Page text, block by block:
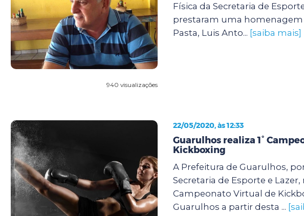
940 visualizações
Física da Secretaria de
prestaram uma homenagem
Pasta, Luis Anto... [saiba mais]
22/05/2020, às 12:33
Guarulhos realiza 1°
Kickboxing
A Prefeitura de Guarulhos,
Secretaria de Esporte e Lazer,
Campeonato Virtual de
Guarulhos a partir desta ...